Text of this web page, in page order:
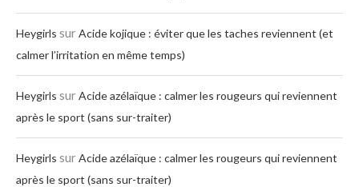
Heygirls surAcide kojique : éviter que les taches reviennent (et
calmer l’irritation en même temps)
Heygirls surAcide azélaïque : calmer les rougeurs qui reviennent
après le sport (sans sur-traiter)
Heygirls surAcide azélaïque : calmer les rougeurs qui reviennent
après le sport (sans sur-traiter)